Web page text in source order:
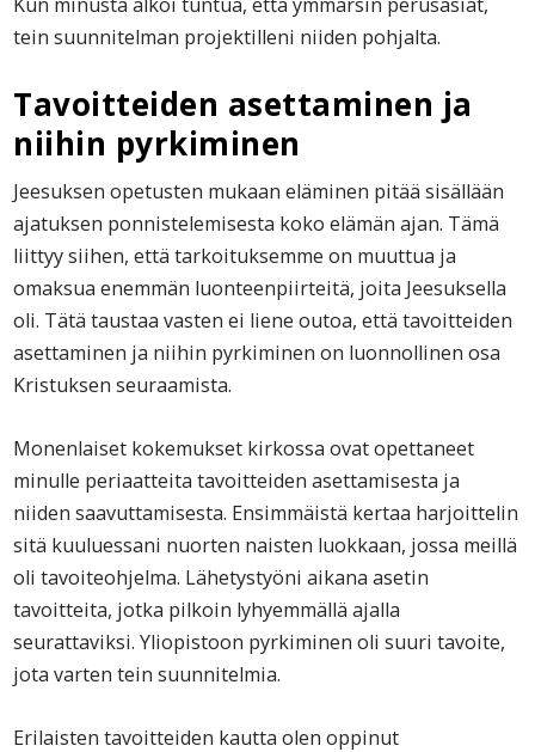
tein suunnitelman projektilleni niiden pohjalta.
Tavoitteiden asettaminen ja
niihin pyrkiminen
Jeesuksen opetusten mukaan eläminen pitää sisällään
ajatuksen ponnistelemisesta koko elämän ajan. Tämä
liittyy siihen, että tarkoituksemme on muuttua ja
omaksua enemmän luonteenpiirteitä, joita Jeesuksella
oli. Tätä taustaa vasten ei liene outoa, että tavoitteiden
asettaminen ja niihin pyrkiminen on luonnollinen osa
Kristuksen seuraamista.
Monenlaiset kokemukset kirkossa ovat opettaneet
minulle periaatteita tavoitteiden asettamisesta ja
niiden saavuttamisesta. Ensimmäistä kertaa harjoittelin
sitä kuuluessani nuorten naisten luokkaan, jossa meillä
oli tavoiteohjelma. Lähetystyöni aikana asetin
tavoitteita, jotka pilkoin lyhyemmällä ajalla
seurattaviksi. Yliopistoon pyrkiminen oli suuri tavoite,
jota varten tein suunnitelmia.
Erilaisten tavoitteiden kautta olen oppinut